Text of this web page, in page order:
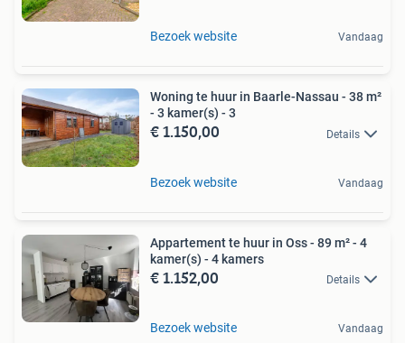
Bezoek website Vandaag
Woning te huur in Baarle-Nassau - 38 m²
- 3 kamer(s) - 3
€ 1.150,00 Details
Bezoek website Vandaag
Appartement te huur in Oss - 89 m² - 4
kamer(s) - 4 kamers
€ 1.152,00 Details
Bezoek website Vandaag